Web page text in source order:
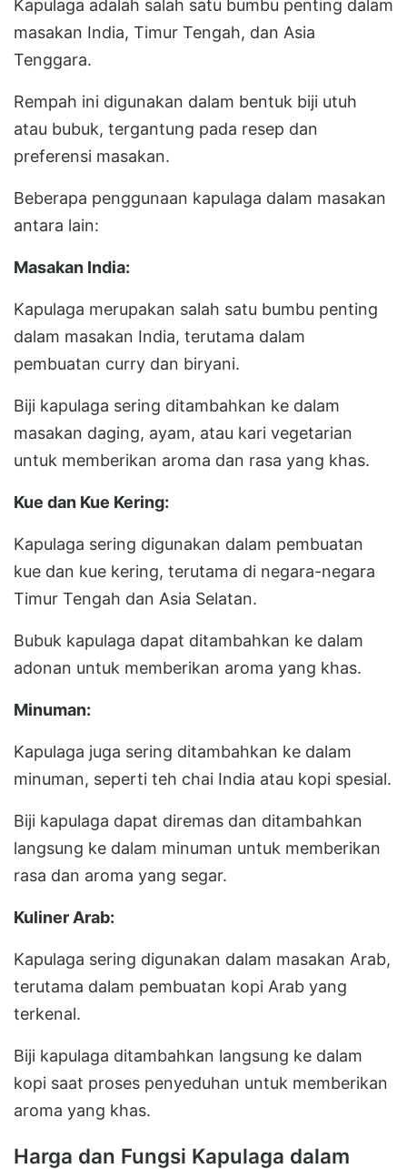
Kapulaga adalah salah satu bumbu penting dalam
masakan India, Timur Tengah, dan Asia
Tenggara.
Rempah ini digunakan dalam bentuk biji utuh
atau bubuk, tergantung pada resep dan
preferensi masakan.
Beberapa penggunaan kapulaga dalam masakan
antara lain:
Masakan India:
Kapulaga merupakan salah satu bumbu penting
dalam masakan India, terutama dalam
pembuatan curry dan biryani.
Biji kapulaga sering ditambahkan ke dalam
masakan daging, ayam, atau kari vegetarian
untuk memberikan aroma dan rasa yang khas.
Kue dan Kue Kering:
Kapulaga sering digunakan dalam pembuatan
kue dan kue kering, terutama di negara-negara
Timur Tengah dan Asia Selatan.
Bubuk kapulaga dapat ditambahkan ke dalam
adonan untuk memberikan aroma yang khas.
Minuman:
Kapulaga juga sering ditambahkan ke dalam
minuman, seperti teh chai India atau kopi spesial.
Biji kapulaga dapat diremas dan ditambahkan
langsung ke dalam minuman untuk memberikan
rasa dan aroma yang segar.
Kuliner Arab:
Kapulaga sering digunakan dalam masakan Arab,
terutama dalam pembuatan kopi Arab yang
terkenal.
Biji kapulaga ditambahkan langsung ke dalam
kopi saat proses penyeduhan untuk memberikan
aroma yang khas.
Harga dan Fungsi Kapulaga dalam